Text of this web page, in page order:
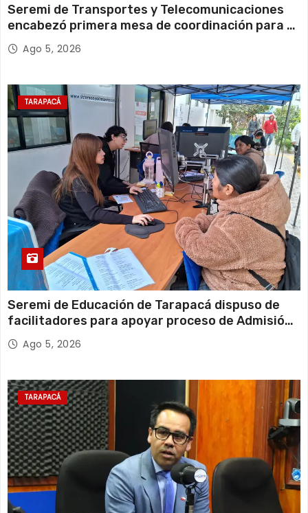
Seremi de Transportes y Telecomunicaciones
encabezó primera mesa de coordinación para el
retiro de cables en desuso en Iquique
Ago 5, 2026
TARAPACÁ
Seremi de Educación de Tarapacá dispuso de
facilitadores para apoyar proceso de Admisión
Escolar 2027
Ago 5, 2026
TARAPACÁ